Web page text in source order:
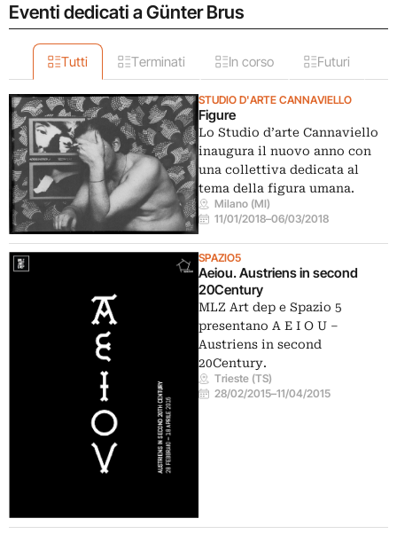
Eventi dedicati a Günter Brus
Tutti Terminati In corso Futuri
STUDIO D'ARTE CANNAVIELLO
Figure
Lo Studio d’arte Cannaviello
inaugura il nuovo anno con
una collettiva dedicata al
tema della figura umana.
Milano (MI)
11/01/2018–06/03/2018
SPAZIO5
Aeiou. Austriens in second
20Century
MLZ Art dep e Spazio 5
presentano A E I O U –
Austriens in second
20Century.
Trieste (TS)
28/02/2015–11/04/2015